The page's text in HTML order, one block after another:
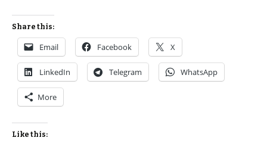
Share this:
Email Facebook X
LinkedIn Telegram WhatsApp
More
Like this: